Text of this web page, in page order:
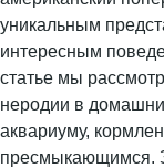
уникальным
интересным
статье мы
неродии в
аквариуму,
пресмыкающимся.